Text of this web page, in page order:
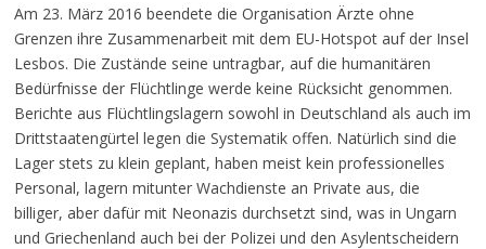
Am 23. März 2016 beendete die Organisation Ärzte ohne
Grenzen ihre Zusammenarbeit mit dem EU-Hotspot auf der Insel
Lesbos. Die Zustände seine untragbar, auf die humanitären
Bedürfnisse der Flüchtlinge werde keine Rücksicht genommen.
Berichte aus Flüchtlingslagern sowohl in Deutschland als auch im
Drittstaatengürtel legen die Systematik offen. Natürlich sind die
Lager stets zu klein geplant, haben meist kein professionelles
Personal, lagern mitunter Wachdienste an Private aus, die
billiger, aber dafür mit Neonazis durchsetzt sind, was in Ungarn
und Griechenland auch bei der Polizei und den Asylentscheidern